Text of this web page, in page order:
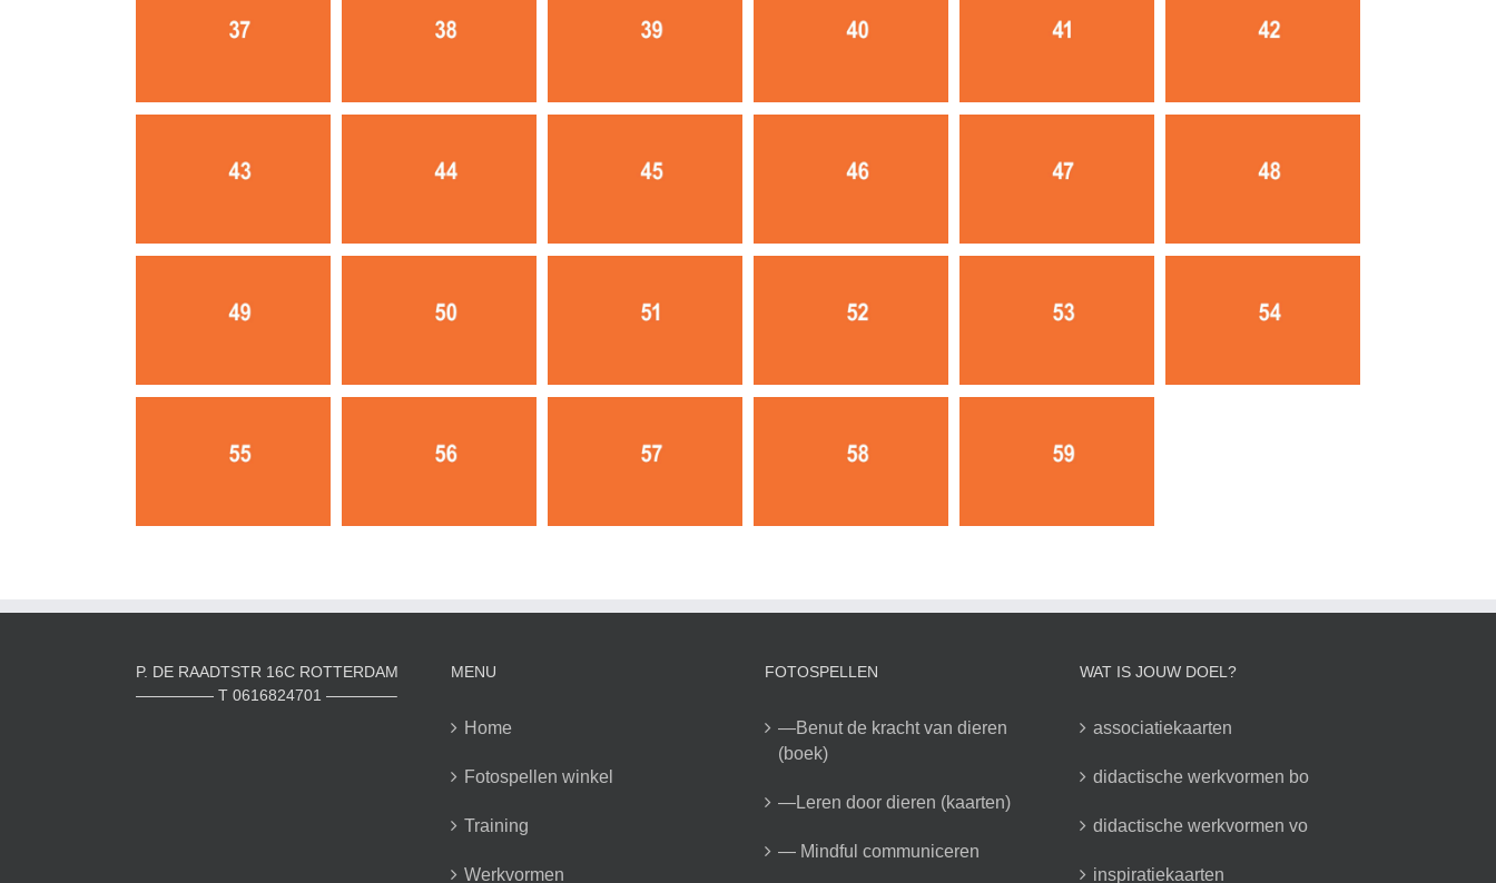
P. DE RAADTSTR 16C ROTTERDAM
————— T 0616824701 ————–
MENU
Home
Fotospellen winkel
Training
Werkvormen
FOTOSPELLEN
—Benut de kracht van dieren
(boek)
—Leren door dieren (kaarten)
— Mindful communiceren
WAT IS JOUW DOEL?
associatiekaarten
didactische werkvormen bo
didactische werkvormen vo
inspiratiekaarten